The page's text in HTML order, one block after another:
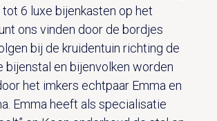
6 luxe bijenkasten op het
ons vinden door de bordjes
bij de kruidentuin richting de
bijenstal en bijenvolken worden
het imkers echtpaar Emma en
Emma heeft als specialisatie